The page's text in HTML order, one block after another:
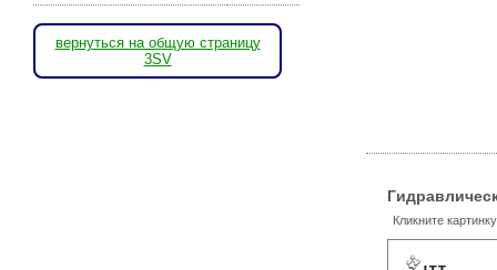
Кликните
вернуться на общую страницу
3SV